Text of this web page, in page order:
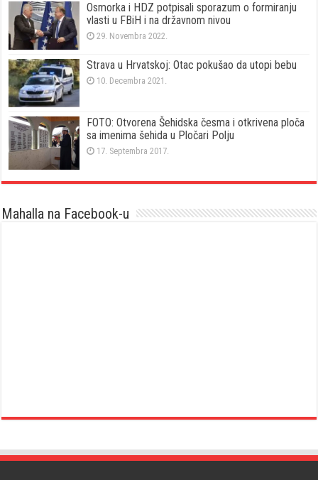
Osmorka i HDZ potpisali sporazum o formiranju
vlasti u FBiH i na državnom nivou
29. Novembra 2022.
Strava u Hrvatskoj: Otac pokušao da utopi bebu
10. Decembra 2021.
FOTO: Otvorena Šehidska česma i otkrivena ploča
sa imenima šehida u Pločari Polju
17. Septembra 2017.
Mahalla na Facebook-u